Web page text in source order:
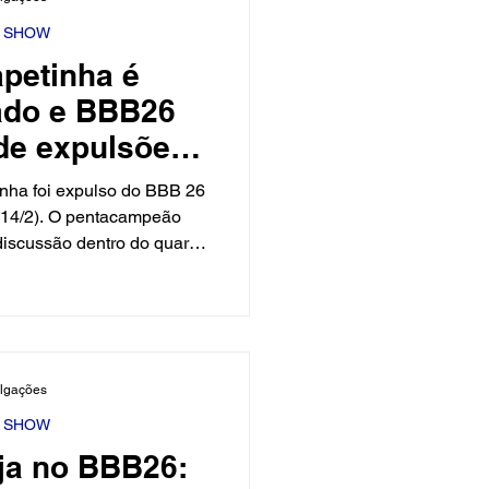
é
e BBB26
expulsões
foi expulso do BBB 26
2). O pentacampeão
dentro do quarto
com Leandro,
se que
no BBB26: